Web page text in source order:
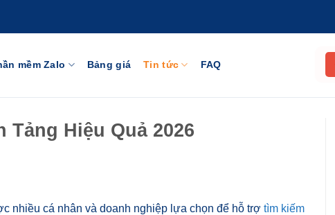
mềm Zalo Bảng giá Tin tức FAQ
Tảng Hiệu Quả 2026
nhiều cá nhân và doanh nghiệp lựa chọn để hỗ trợ tìm kiếm